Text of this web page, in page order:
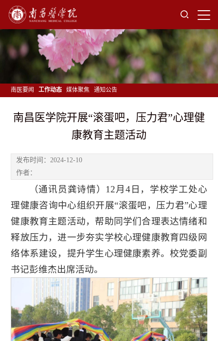
南医要闻 工作动态 媒体聚焦 通知公告
南昌医学院开展“滚蛋吧，压力君”心理健
康教育主题活动
发布时间：2024-12-10
作者：
（通讯员龚诗情）12月4日，学校学工处心
理健康咨询中心组织开展“滚蛋吧，压力君”心理
健康教育主题活动，帮助同学们合理表达情绪和
释放压力，进一步夯实学校心理健康教育四级网
络体系建设，提升学生心理健康素养。校党委副
书记彭维杰出席活动。